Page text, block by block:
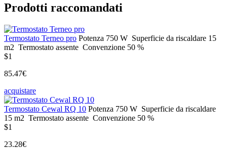
Prodotti raccomandati
Termostato Terneo pro Potenza 750 W Superficie da riscaldare 15
m2 Termostato assente Convenzione 50 %
$1
85.47€
acquistare
Termostato Cewal RQ 10 Potenza 750 W Superficie da riscaldare
15 m2 Termostato assente Convenzione 50 %
$1
23.28€